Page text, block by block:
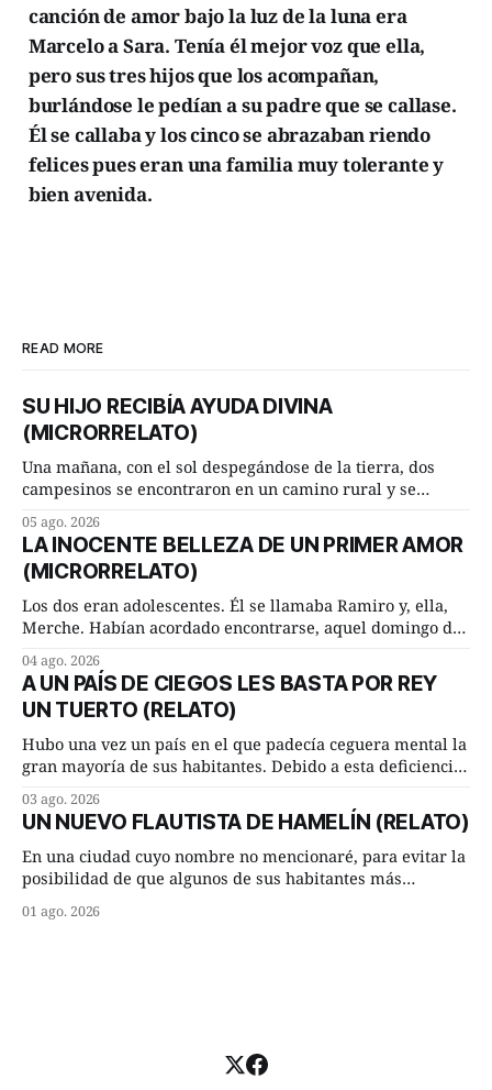
canción de amor bajo la luz de la luna era
Marcelo a Sara. Tenía él mejor voz que ella,
pero sus tres hijos que los acompañan,
burlándose le pedían a su padre que se callase.
Él se callaba y los cinco se abrazaban riendo
felices pues eran una familia muy tolerante y
bien avenida.
READ MORE
SU HIJO RECIBÍA AYUDA DIVINA
(MICRORRELATO)
Una mañana, con el sol despegándose de la tierra, dos
campesinos se encontraron en un camino rural y se
remolachas, Manuel? —quiso saber uno. —Eso acabo de
hacer, Paco. ¿Cómo va ese maíz tuyo? --se interesó el otro.
—De momento mejor
05 ago. 2026
LA INOCENTE BELLEZA DE UN PRIMER AMOR
(MICRORRELATO)
Los dos eran adolescentes. Él se llamaba Ramiro y, ella,
Merche. Habían acordado encontrarse, aquel domingo de
lugar del río que debía este nombre a la pronunciada
curva que la corriente fluvial presentaba en aquel punto.
Habían dispuesto que
04 ago. 2026
A UN PAÍS DE CIEGOS LES BASTA POR REY
UN TUERTO (RELATO)
Hubo una vez un país en el que padecía ceguera mental la
gran mayoría de sus habitantes. Debido a esta deficiencia,
superiores en número a los que no padecían ninguna
dificultad visual, decidieron que, para gobernar sus vidas
bastaría y sobraría con
03 ago. 2026
UN NUEVO FLAUTISTA DE HAMELÍN (RELATO)
En una ciudad cuyo nombre no mencionaré, para evitar la
posibilidad de que algunos de sus habitantes más
tentación de venir en mi busca y perjudicarme la belleza
01 ago. 2026